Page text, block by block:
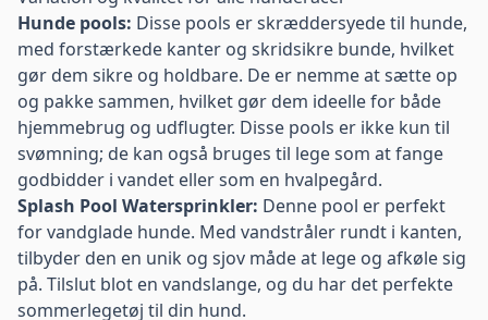
Hunde pools: Disse pools er skræddersyede til hunde,
med forstærkede kanter og skridsikre bunde, hvilket
gør dem sikre og holdbare. De er nemme at sætte op
og pakke sammen, hvilket gør dem ideelle for både
hjemmebrug og udflugter. Disse pools er ikke kun til
svømning; de kan også bruges til lege som at fange
godbidder i vandet eller som en hvalpegård.
Splash Pool Watersprinkler: Denne pool er perfekt
for vandglade hunde. Med vandstråler rundt i kanten,
tilbyder den en unik og sjov måde at lege og afkøle sig
på. Tilslut blot en vandslange, og du har det perfekte
sommerlegetøj til din hund.